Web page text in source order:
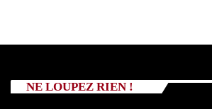
NE LOUPEZ RIEN !